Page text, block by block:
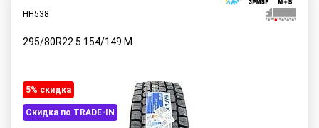
HH538
295/80R22.5 154/149 M
5% cкидка
Скидка по TRADE-IN